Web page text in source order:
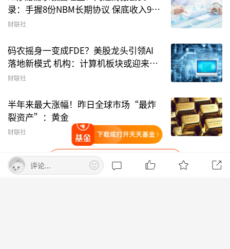
另外，据媒体报道，大V“爱理财的小羊”在抖
音、蚂蚁财富等平台的账号被永久禁言。不过红星
资本局发现，有“爱理财的羊弟”等账号在抖音等
社交平台开始活跃，但近期视频均未露脸，不确定
是否为“爱理财的小羊”。
（文章来源：红星资本局）
编辑：东方财富网
内容仅代表作者观点，不构成投资建议，投资者应独立决策并自行
承担风险。市场有风险，投资需谨慎。
录：手握8份NBM长期协议 保底收入939
亿美元
财联社
码农摇身一变成FDE？美股龙头引领AI
落地新模式 机构：计算机板块或迎来重
估
财联社
半年来最大涨幅！昨日全球市场“最炸
裂资产”：黄金
财联社
打开APP查看更多精彩内容
评论...
打开天天基金